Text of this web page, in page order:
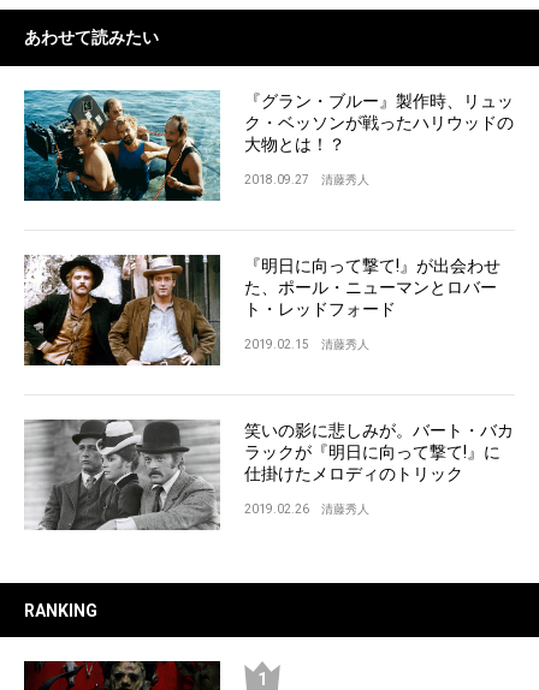
あわせて読みたい
『グラン・ブルー』製作時、リュッ
ク・ベッソンが戦ったハリウッドの
大物とは！？
2018.09.27 清藤秀人
『明日に向って撃て!』が出会わせ
た、ポール・ニューマンとロバー
ト・レッドフォード
2019.02.15 清藤秀人
笑いの影に悲しみが。バート・バカ
ラックが『明日に向って撃て!』に
仕掛けたメロディのトリック
2019.02.26 清藤秀人
RANKING